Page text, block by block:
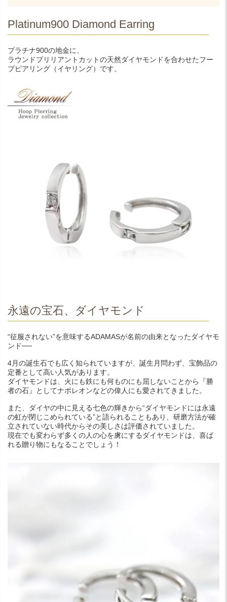
Platinum900 Diamond Earring
プラチナ900の地金に、
ラウンドブリリアントカットの天然ダイヤモンドを合わせたフー
プピアリング（イヤリング）です。
永遠の宝石、ダイヤモンド
“征服されない”を意味するADAMASが名前の由来となったダイヤモ
ンド──
4月の誕生石でも広く知られていますが、誕生月問わず、宝飾品の
定番として高い人気があります。
ダイヤモンドは、火にも鉄にも何ものにも屈しないことから『勝
者の石』としてナポレオンなどの偉人にも愛されてきました。
また、ダイヤの中に見える七色の輝きから“ダイヤモンドには永遠
の虹が閉じこめられている”と語られることもあり、研磨方法が確
立されていない時代からその美しさは評価されていました。
現在でも変わらず多くの人の心を虜にするダイヤモンドは、喜ば
れる贈り物にもなることでしょう！